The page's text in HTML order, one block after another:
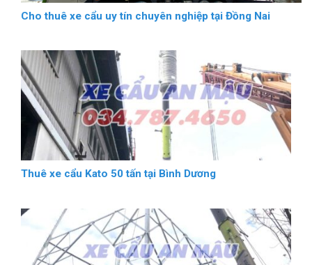
Cho thuê xe cẩu uy tín chuyên nghiệp tại Đồng Nai
Thuê xe cẩu Kato 50 tấn tại Bình Dương